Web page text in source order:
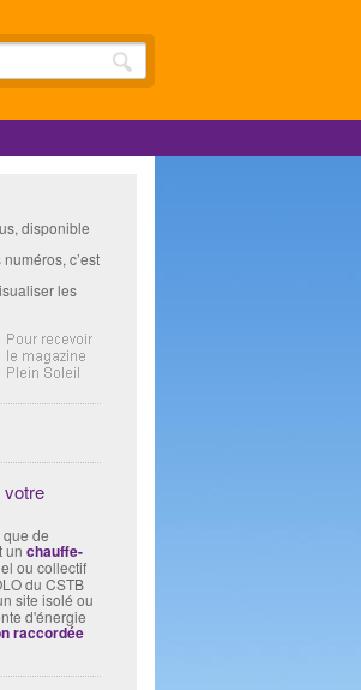
disponible
c’est
les
votre
de
un chauffe-
ou collectif
du CSTB
site isolé ou
d'énergie
raccordée